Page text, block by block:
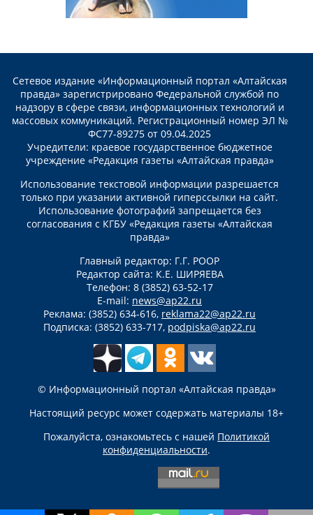
Сетевое издание «Информационный портал «Алтайская
правда» зарегистрировано Федеральной службой по
надзору в сфере связи, информационных технологий и
массовых коммуникаций. Регистрационный номер ЭЛ №
ФС77-89275 от 09.04.2025
Учредители: краевое государственное бюджетное
учреждение «Редакция газеты «Алтайская правда»
Использование текстовой информации разрешается
только при указании активной гиперссылки на сайт.
Использование фотографий запрещается без
согласования с КГБУ «Редакция газеты «Алтайская
правда»
Главный редактор: Г.Г. РООР
Редактор сайта: К.Е. ШИРЯЕВА
Телефон: 8 (3852) 63-52-17
E-mail: news@ap22.ru
Реклама: (3852) 634-616, reklama22@ap22.ru
Подписка: (3852) 633-717, podpiska@ap22.ru
© Информационный портал «Алтайская правда»
Настоящий ресурс может содержать материалы 18+
Пожалуйста, ознакомьтесь с нашей Политикой
конфиденциальности.